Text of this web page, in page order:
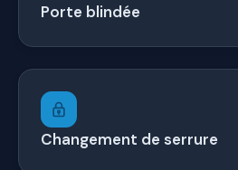
Porte blindée
Changement de serrure